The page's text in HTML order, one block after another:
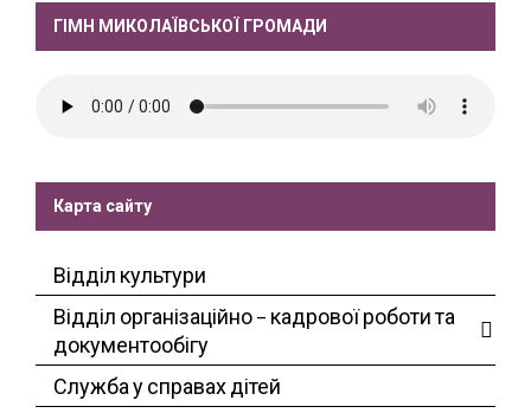
ГІМН МИКОЛАЇВСЬКОЇ ГРОМАДИ
Карта сайту
Відділ культури
Відділ організаційно – кадрової роботи та
документообігу
Служба у справах дітей